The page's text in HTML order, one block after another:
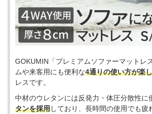
GOKUMIN「プレミアムソファーマットレ
ムや来客用にも便利な4通りの使い方が楽
レスです。
中材のウレタンには反発力・体圧分散性に
タンを採用しており、長時間の使用でも疲